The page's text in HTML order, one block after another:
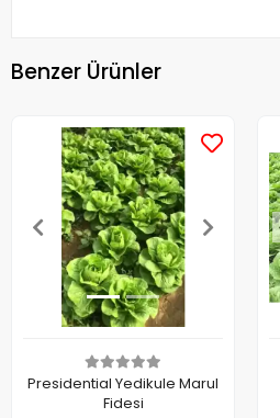
Benzer Ürünler
Presidential Yedikule Marul
Fidesi